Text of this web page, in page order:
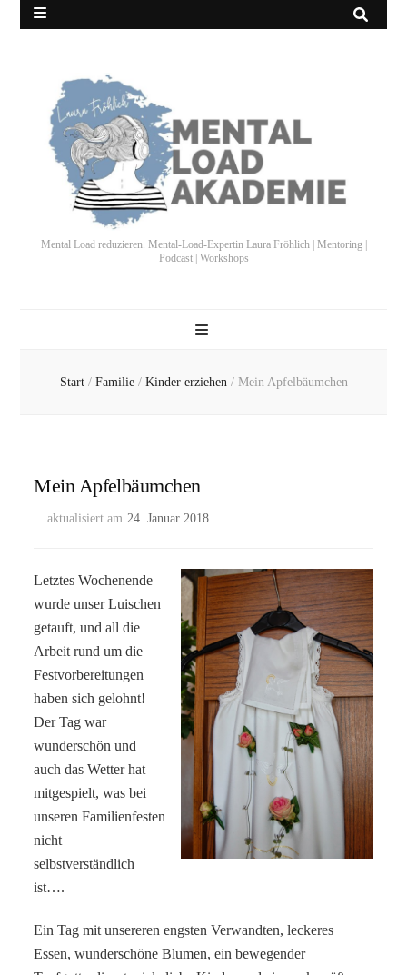
Mental Load reduzieren. Mental-Load-Expertin Laura Fröhlich | Mentoring |
Podcast | Workshops
Start / Familie / Kinder erziehen / Mein Apfelbäumchen
Mein Apfelbäumchen
aktualisiert am 24. Januar 2018
Letztes Wochenende
wurde unser Luischen
getauft, und all die
Arbeit rund um die
Festvorbereitungen
haben sich gelohnt!
Der Tag war
wunderschön und
auch das Wetter hat
mitgespielt, was bei
unseren Familienfesten
nicht
selbstverständlich
ist….
Ein Tag mit unsereren engsten Verwandten, leckeres
Essen, wunderschöne Blumen, ein bewegender